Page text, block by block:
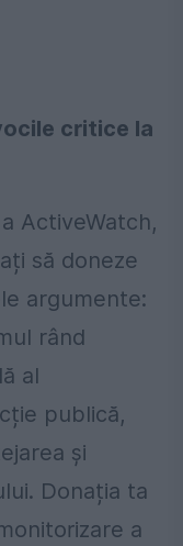
critice la
ActiveWatch,
să doneze
argumente:
rând
al
publică,
și
Donația ta
a